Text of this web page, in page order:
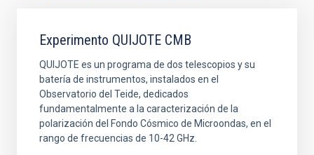
Experimento QUIJOTE CMB
QUIJOTE es un programa de dos telescopios y su
batería de instrumentos, instalados en el
Observatorio del Teide, dedicados
fundamentalmente a la caracterización de la
polarización del Fondo Cósmico de Microondas, en el
rango de frecuencias de 10-42 GHz.